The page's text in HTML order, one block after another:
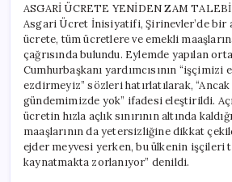
ASGARİ ÜCRETE YENİDEN ZAM TALEBİ
Asgari Ücret İnisiyatifi, Şirinevler’de bir
ücrete, tüm ücretlere ve emekli
çağrısında bulundu. Eylemde yapılan
Cumhurbaşkanı yardımcısının “işçimizi
ezdirmeyiz” sözleri hatırlatılarak,
gündemimizde yok” ifadesi eleştirildi.
ücretin hızla açlık sınırının altında
maaşlarının da yetersizliğine dikkat
ejder meyvesi yerken, bu ülkenin işçileri
kaynatmakta zorlanıyor” denildi.